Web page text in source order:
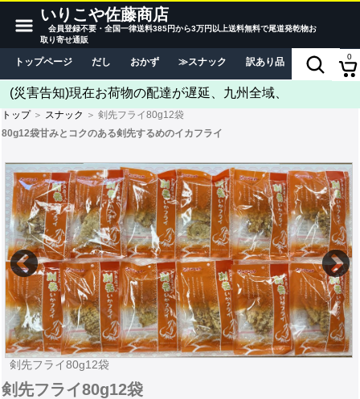
いりこや佐藤商店
会員登録不要・全国一律送料385円から3万円以上送料無料で尾道発乾物お
取り寄せ通販
トップページ だし おかず スナック 訳あり品 当店につい
0
(災害告知)現在お荷物の配達が遅延、九州全域、
トップ＞ スナック ＞ 剣先フライ80g12袋
80g12袋甘みとコクのある剣先するめのイカフライ
剣先フライ80g12袋
剣先フライ80g12袋